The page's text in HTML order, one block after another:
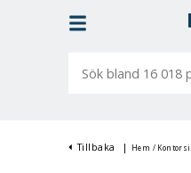
bland
Tillbaka | Hem /